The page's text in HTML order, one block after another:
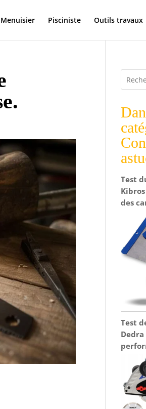
Menuisier Pisciniste Outils travaux
Test
des
Test
Dedra